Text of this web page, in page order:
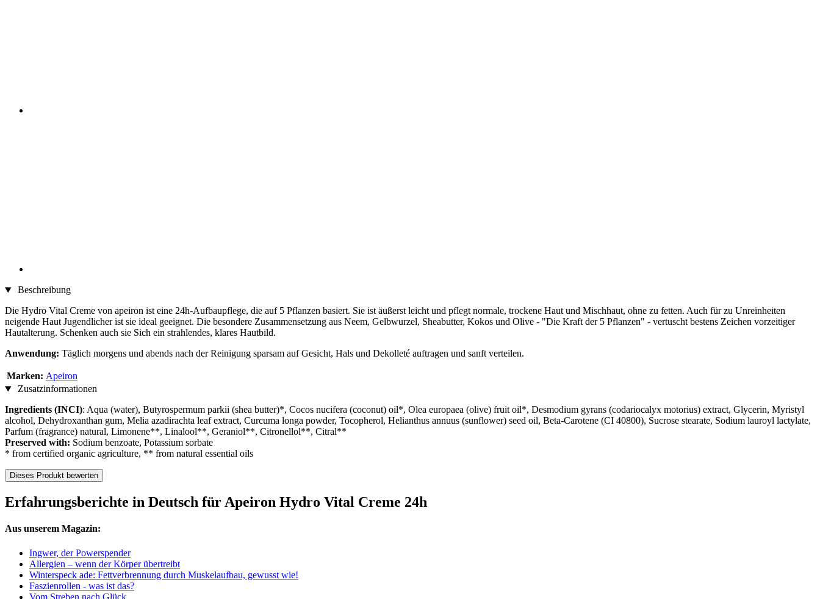
Beschreibung
Die Hydro Vital Creme von apeiron ist eine 24h-Aufbaupflege, die auf 5 Pflanzen basiert. Sie ist äußerst leicht und pflegt normale, trockene Haut und Mischhaut, ohne zu fetten. Auch für zu Unreinheiten
neigende Haut Jugendlicher ist sie ideal geeignet. Die besondere Zusammensetzung aus Neem, Gelbwurzel, Sheabutter, Kokos und Olive - "Die Kraft der 5 Pflanzen" - vertuscht bestens Zeichen vorzeitiger
Hautalterung. Schenken auch sie Sich ein strahlendes, klares Hautbild.
Anwendung: Täglich morgens und abends nach der Reinigung sparsam auf Gesicht, Hals und Dekolleté auftragen und sanft verteilen.
Marken: Apeiron
Zusatzinformationen
Ingredients (INCI): Aqua (water), Butyrospermum parkii (shea butter)*, Cocos nucifera (coconut) oil*, Olea europaea (olive) fruit oil*, Desmodium gyrans (codariocalyx motorius) extract, Glycerin, Myristyl
alcohol, Dehydroxanthan gum, Melia azadirachta leaf extract, Curcuma longa powder, Tocopherol, Helianthus annuus (sunflower) seed oil, Beta-Carotene (CI 40800), Sucrose stearate, Sodium lauroyl lactylate,
Parfum (fragrance) natural, Limonene**, Linalool**, Geraniol**, Citronellol**, Citral**
Preserved with: Sodium benzoate, Potassium sorbate
* from certified organic agriculture, ** from natural essential oils
Dieses Produkt bewerten
Erfahrungsberichte in Deutsch für Apeiron Hydro Vital Creme 24h
Aus unserem Magazin:
Ingwer, der Powerspender
Allergien – wenn der Körper übertreibt
Winterspeck ade: Fettverbrennung durch Muskelaufbau, gewusst wie!
Faszienrollen - was ist das?
Vom Streben nach Glück